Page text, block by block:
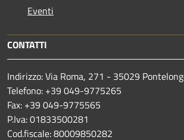
Eventi
CONTATTI
Indirizzo: Via Roma, 271 - 35029
Telefono: +39 049-9775265
Fax: +39 049-9775565
P.Iva: 01833500281
Cod.fiscale: 80009850282